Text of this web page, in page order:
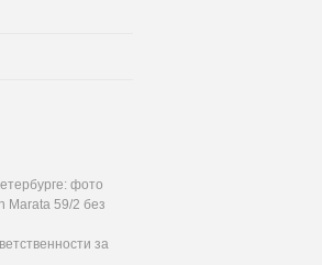
фото
Marata 59/2 без
за